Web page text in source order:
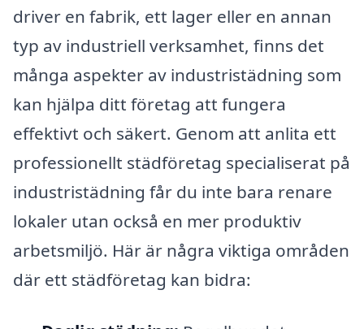
driver en fabrik, ett lager eller en annan
typ av industriell verksamhet, finns det
många aspekter av industristädning som
kan hjälpa ditt företag att fungera
effektivt och säkert. Genom att anlita ett
professionellt städföretag specialiserat på
industristädning får du inte bara renare
lokaler utan också en mer produktiv
arbetsmiljö. Här är några viktiga områden
där ett städföretag kan bidra: